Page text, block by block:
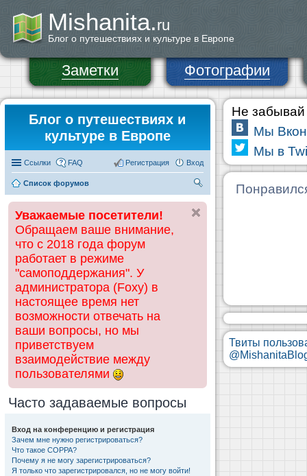
Mishanita.ru
Блог о путешествиях и культуре в Европе
Заметки Фотографии
Блог о путешествиях и
культуре в Европе
Ссылки FAQ Вход
Регистрация
Список форумов
ск
Уважаемые посетители!
Обращаем ваше внимание,
что с 2018 года форум
работает в режиме
"самоподдержания". У
администратора (Foxy) в
настоящее время нет
возможности отвечать на
ваши вопросы, но мы
приветствуем
взаимодействие между
пользователями
Часто задаваемые вопросы
Вход на конференцию и регистрация
Зачем мне нужно регистрироваться?
Что такое COPPA?
Почему я не могу зарегистрироваться?
Я только что зарегистрировался, но не могу войти!
Не забывай
Мы
Мы в
Твиты